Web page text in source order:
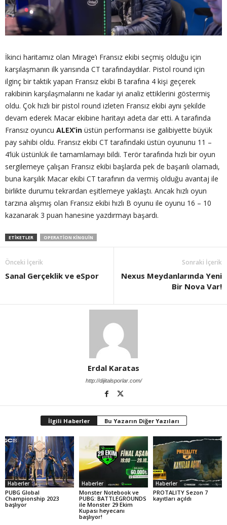
İkinci haritamız olan Mirage’ı Fransız ekibi seçmiş olduğu için
karşılaşmanın ilk yarısında CT tarafındaydılar. Pistol round için
ilginç bir taktik yapan Fransız ekibi B tarafına 4 kişi geçerek
rakibinin karşılaşmalarını ne kadar iyi analiz ettiklerini göstermiş
oldu. Çok hızlı bir pistol round izleten Fransız ekibi aynı şekilde
devam ederek Macar ekibine haritayı adeta dar etti. A tarafında
Fransız oyuncu ALEX’in üstün performansı ise galibiyette büyük
pay sahibi oldu. Fransız ekibi CT tarafındaki üstün oyununu 11 –
4’lük üstünlük ile tamamlamayı bildi. Terör tarafında hızlı bir oyun
sergilemeye çalışan Fransız ekibi başlarda pek de başarılı olamadı,
buna karşılık Macar ekibi CT tarafının da vermiş olduğu avantaj ile
birlikte durumu tekrardan eşitlemeye yaklaştı. Ancak hızlı oyun
tarzına alışmış olan Fransız ekibi hızlı B oyunu ile oyunu 16 – 10
kazanarak 3 puan hanesine yazdırmayı başardı.
ETIKETLER OPERATION KINGUIN
Önceki İçerik
Sanal Gerçeklik ve eSpor
Sonraki İçerik
Nexus Meydanlarında Yeni
Bir Nova Var!
Erdal Karatas
http://dijitalsporlar.com/
İlgili Haberler Bu Yazarın Diğer Yazıları
Haberler
PUBG Global
Championship 2023
başlıyor
Haberler
Monster Notebook ve
PUBG: BATTLEGROUNDS
ile Monster 29 Ekim
Kupası heyecanı
başlıyor!
Haberler
PROTALITY Sezon 7
kayıtları açıldı